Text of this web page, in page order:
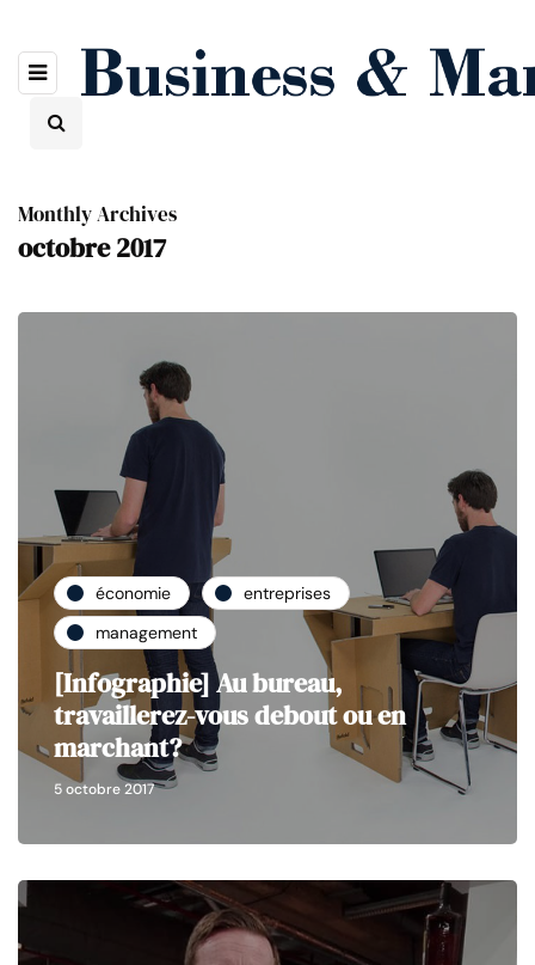
Monthly Archives
octobre 2017
économie
entreprises
management
[Infographie] Au bureau,
travaillerez-vous debout ou en
marchant?
5 octobre 2017